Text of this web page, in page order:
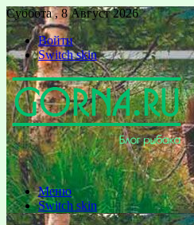
Суббота , 8 Август 2026
Войти
Switch skin
Меню
Switch skin